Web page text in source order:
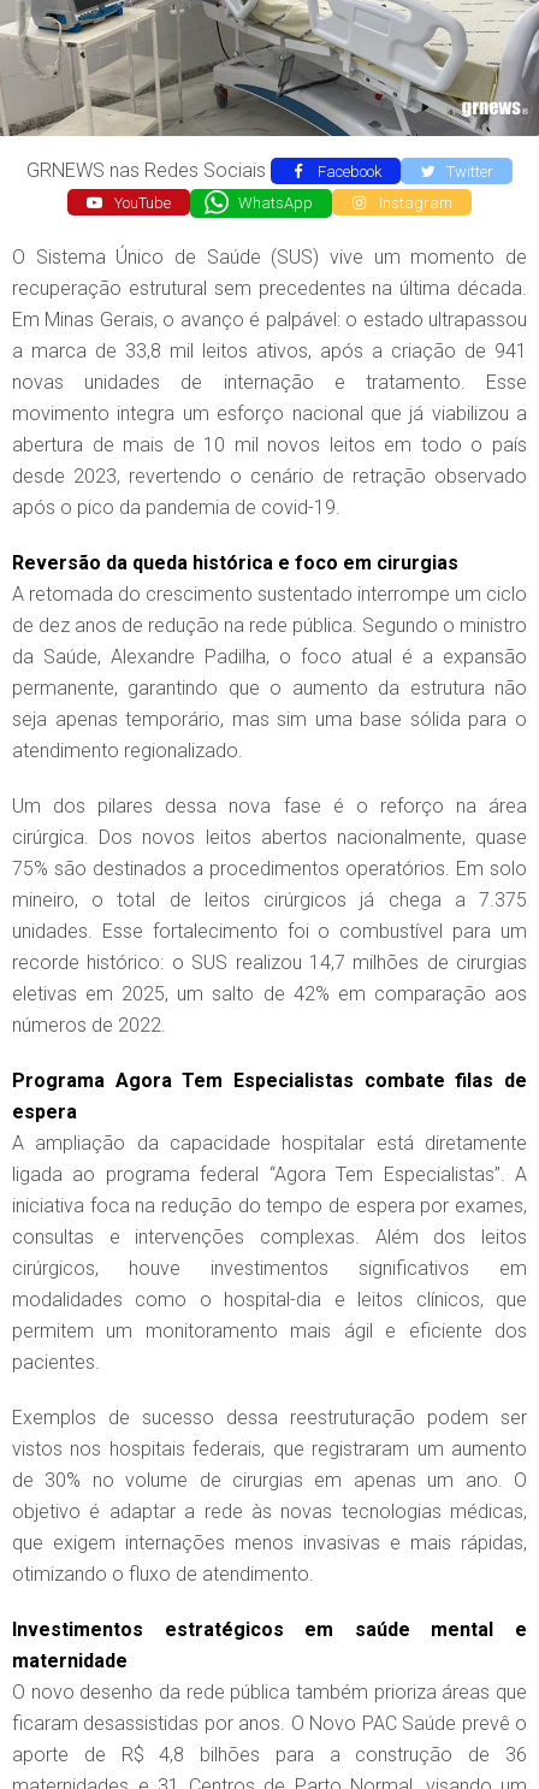
GRNEWS nas Redes Sociais Facebook
Twitter
YouTube
WhatsApp Instagram
O Sistema Único de Saúde (SUS) vive um momento de
recuperação estrutural sem precedentes na última década.
Em Minas Gerais, o avanço é palpável: o estado ultrapassou
a marca de 33,8 mil leitos ativos, após a criação de 941
novas unidades de internação e tratamento. Esse
movimento integra um esforço nacional que já viabilizou a
abertura de mais de 10 mil novos leitos em todo o país
desde 2023, revertendo o cenário de retração observado
após o pico da pandemia de covid-19.
Reversão da queda histórica e foco em cirurgias
A retomada do crescimento sustentado interrompe um ciclo
de dez anos de redução na rede pública. Segundo o ministro
da Saúde, Alexandre Padilha, o foco atual é a expansão
permanente, garantindo que o aumento da estrutura não
seja apenas temporário, mas sim uma base sólida para o
atendimento regionalizado.
Um dos pilares dessa nova fase é o reforço na área
cirúrgica. Dos novos leitos abertos nacionalmente, quase
75% são destinados a procedimentos operatórios. Em solo
mineiro, o total de leitos cirúrgicos já chega a 7.375
unidades. Esse fortalecimento foi o combustível para um
recorde histórico: o SUS realizou 14,7 milhões de cirurgias
eletivas em 2025, um salto de 42% em comparação aos
números de 2022.
Programa Agora Tem Especialistas combate filas de
espera
A ampliação da capacidade hospitalar está diretamente
ligada ao programa federal “Agora Tem Especialistas”. A
iniciativa foca na redução do tempo de espera por exames,
consultas e intervenções complexas. Além dos leitos
cirúrgicos, houve investimentos significativos em
modalidades como o hospital-dia e leitos clínicos, que
permitem um monitoramento mais ágil e eficiente dos
pacientes.
Exemplos de sucesso dessa reestruturação podem ser
vistos nos hospitais federais, que registraram um aumento
de 30% no volume de cirurgias em apenas um ano. O
objetivo é adaptar a rede às novas tecnologias médicas,
que exigem internações menos invasivas e mais rápidas,
otimizando o fluxo de atendimento.
Investimentos estratégicos em saúde mental e
maternidade
O novo desenho da rede pública também prioriza áreas que
ficaram desassistidas por anos. O Novo PAC Saúde prevê o
aporte de R$ 4,8 bilhões para a construção de 36